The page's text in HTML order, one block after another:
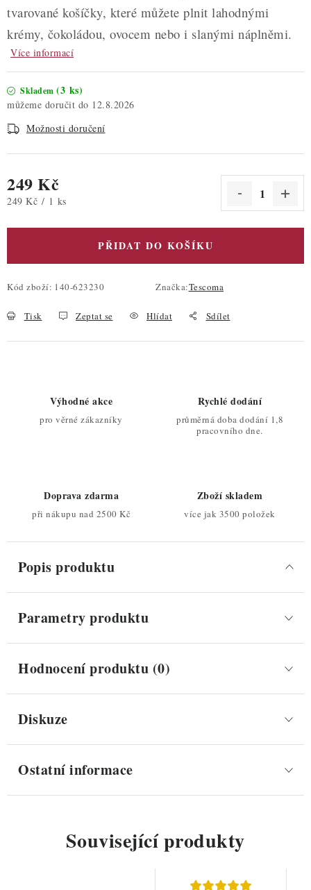
tvarované košíčky, které můžete plnit lahodnými
krémy, čokoládou, ovocem nebo i slanými náplněmi.
Více informací
Skladem (3 ks)
12.8.2026
Možnosti doručení
249 Kč
Měrná cena:
249 Kč / 1 ks
PŘIDAT DO KOŠÍKU
Kód zboží: 140-623230 Značka:Tescoma
Tisk Zeptat se Hlídat Sdílet
Výhodné akce
pro věrné zákazníky
Rychlé dodání
průměrná doba dodání 1,8
pracovního dne.
Doprava zdarma
při nákupu nad 2500 Kč
Zboží skladem
více jak 3500 položek
Popis produktu
Parametry produktu
Hodnocení produktu (0)
Diskuze
Ostatní informace
Související produkty